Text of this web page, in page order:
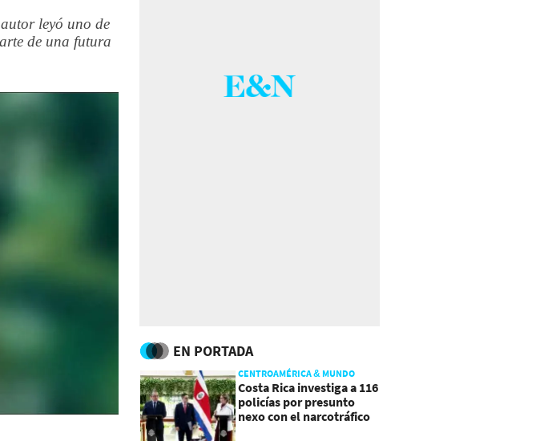
leyó uno de
de una futura
EN PORTADA
CENTROAMÉRICA & MUNDO
Costa Rica investiga a 116
policías por presunto
nexo con el narcotráfico